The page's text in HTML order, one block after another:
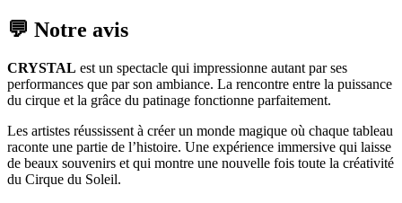
💬 Notre avis
CRYSTAL est un spectacle qui impressionne autant par ses
performances que par son ambiance. La rencontre entre la puissance
du cirque et la grâce du patinage fonctionne parfaitement.
Les artistes réussissent à créer un monde magique où chaque tableau
raconte une partie de l’histoire. Une expérience immersive qui laisse
de beaux souvenirs et qui montre une nouvelle fois toute la créativité
du Cirque du Soleil.